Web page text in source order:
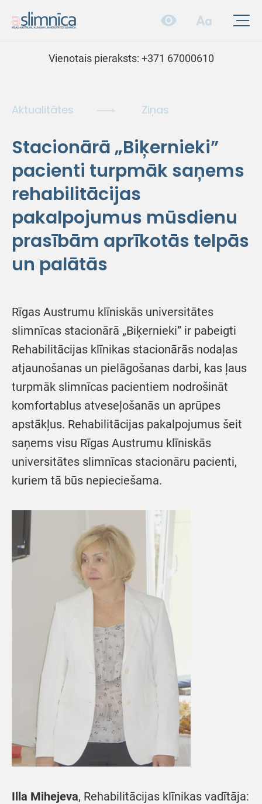
Vienotais pieraksts: +371 67000610
Aktualitātes Ziņas
Stacionārā „Biķernieki”
pacienti turpmāk saņems
rehabilitācijas
pakalpojumus mūsdienu
prasībām aprīkotās telpās
un palātās
Rīgas Austrumu klīniskās universitātes
slimnīcas stacionārā „Biķernieki” ir pabeigti
Rehabilitācijas klīnikas stacionārās nodaļas
atjaunošanas un pielāgošanas darbi, kas ļaus
turpmāk slimnīcas pacientiem nodrošināt
komfortablus atveseļošanās un aprūpes
apstākļus. Rehabilitācijas pakalpojumus šeit
saņems visu Rīgas Austrumu klīniskās
universitātes slimnīcas stacionāru pacienti,
kuriem tā būs nepieciešama.
Illa Mihejeva, Rehabilitācijas klīnikas vadītāja: